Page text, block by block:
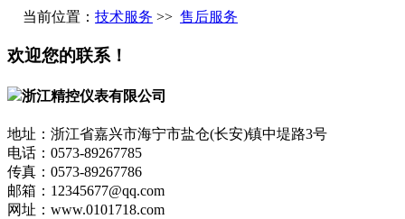
当前位置： 技术服务 >> 售后服务
欢迎您的联系！
浙江精控仪表有限公司
地址：浙江省嘉兴市海宁市盐仓(长安)镇中堤路3号
电话：0573-89267785
传真：0573-89267786
邮箱：12345677@qq.com
网址：www.0101718.com